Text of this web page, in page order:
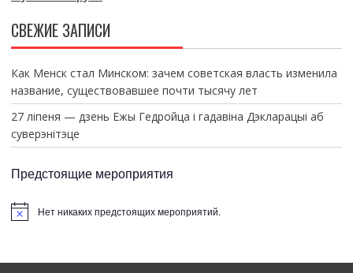
СВЕЖИЕ ЗАПИСИ
Как Менск стал Минском: зачем советская власть изменила
название, существовавшее почти тысячу лет
27 ліпеня — дзень Ежы Гедройца і гадавіна Дэкларацыі аб
суверэнітэце
Предстоящие мероприятия
т
Нет никаких предстоящих мероприятий.